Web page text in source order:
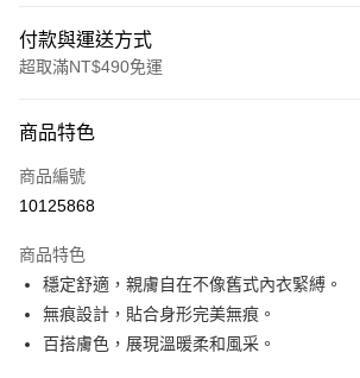
付款與運送方式
超取滿NT$490免運
信用卡一次付款
超商取貨付款
Apple Pay
街口支付
商品特色
商品編號
10125868
商品特色
穩定舒適，親膚自在不像舊式內衣緊縛。
無痕設計，貼合身形完美無痕。
百搭膚色，展現溫暖柔和風采。